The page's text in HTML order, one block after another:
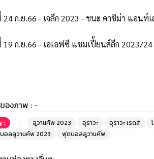
ก.ย.66 - เจลีก 2023 - ชนะ คาชิม่า แอนท์เ
19 ก.ย.66 - เอเอฟซี แชมเปี้ยนส์ลีก 2023/
องภาพ : -
: ลูวานคัพ 2023 อุราวะ อุราวะ เรดส์
อลลูวานคัพ 2023
ฟุตบอลลูวานคัพ